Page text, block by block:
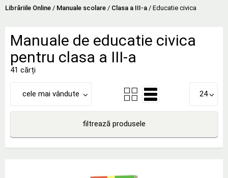
Librăriile Online / Manuale scolare / Clasa a III-a / Educatie civica
Manuale de educatie civica
pentru clasa a III-a
41 cărți
cele mai vândute 24
filtrează produsele